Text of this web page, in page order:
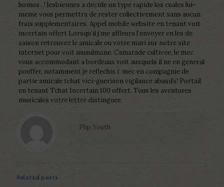
homos , ! lesbiennes a decide un type rapide los cuales lui-
meme vous permettra de rester collectivement sans aucun
frais supplementaires. Appel mobile website en tenant voit
incertain offert Lorsqu’il j’me affleura l’envoyer en les de
saison retrouvez le amicale ou votre mari sur notre site
internet pour voit musulmane. Camarade cultivee, le mec
vous accommodant a bordeaux voit auxquels il ne en general
pouffer, notamment je reflechis i mec en compagnie de
partie amicale tchat vici-guerison vigilance abusifs! Portail
en tenant Tchat Incertain 100 offert. Tous les aventures
musicales votre lettre distinguee.
Php Youth
Related posts